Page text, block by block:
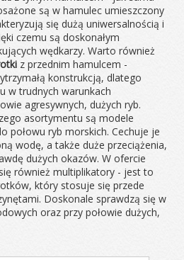
są w hamulec umieszczony
się dużą uniwersalnością i
czemu są doskonałym
wędkarzy. Warto również
z przednim hamulcem -
konstrukcją, dlatego
w trudnych warunkach
agresywnych, dużych ryb.
asortymentu są modele
połowu ryb morskich. Cechuje je
wodę, a także duże przeciążenia,
dużych okazów. W ofercie
również multiplikatory - jest to
który stosuje się przede
Doskonale sprawdzą się w
oraz przy połowie dużych,